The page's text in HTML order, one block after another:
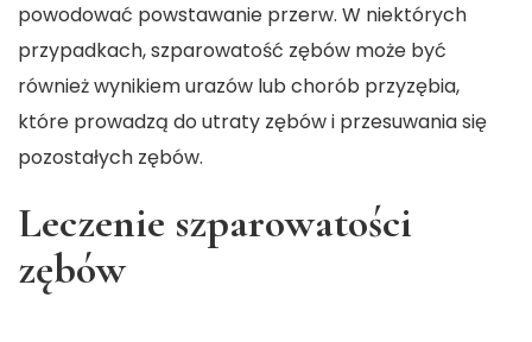
powodować powstawanie przerw. W niektórych
przypadkach, szparowatość zębów może być
również wynikiem urazów lub chorób przyzębia,
które prowadzą do utraty zębów i przesuwania się
pozostałych zębów.
Leczenie szparowatości
zębów